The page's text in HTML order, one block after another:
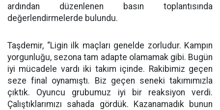
ardından düzenlenen basın toplantısında
değerlendirmelerde bulundu.
Taşdemir, “Ligin ilk maçları genelde zorludur. Kampın
yorgunluğu, sezona tam adapte olamamak gibi. Bugün
iyi mücadele vardı iki takım içinde. Rakibimiz geçen
seze final oynamıştı. Biz geçen seneki takımımızla
çıktık. Oyuncu grubumuz iyi bir reaksiyon verdi.
Çalıştıklarımızı sahada gördük. Kazanamadık bunun